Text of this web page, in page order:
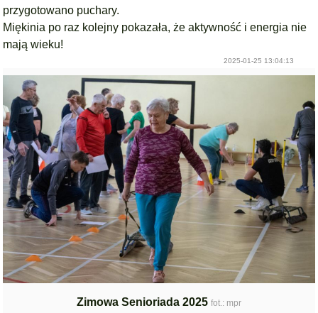
przygotowano puchary.
Miękinia po raz kolejny pokazała, że aktywność i energia nie
mają wieku!
2025-01-25 13:04:13
Zimowa Senioriada 2025 fot.: mpr